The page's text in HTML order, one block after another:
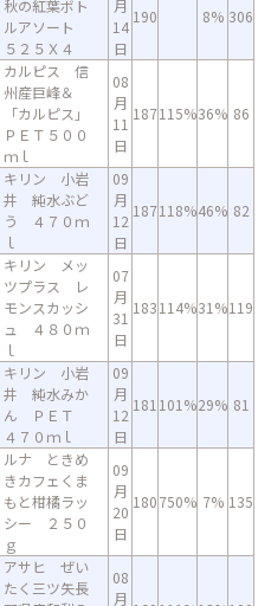
秋の紅葉ボト
ルアソート
５２５Ｘ４
月
14
日
190 8% 306
カルピス 信
州産巨峰＆
「カルピス」
ＰＥＴ５００
ｍｌ
08
月
11
日
187115%36% 86
キリン 小岩
井 純水ぶど
う ４７０ｍ
ｌ
09
月
12
日
187118%46% 82
キリン メッ
ツプラス レ
モンスカッシ
ュ ４８０ｍ
ｌ
07
月
31
日
183114%31%119
キリン 小岩
井 純水みか
ん ＰＥＴ
４７０ｍｌ
09
月
12
日
181 101%29% 81
ルナ ときめ
きカフェくま
もと柑橘ラッ
シー ２５０
ｇ
09
月
20
日
180750% 7% 135
アサヒ ぜい
たく三ツ矢長
08
月